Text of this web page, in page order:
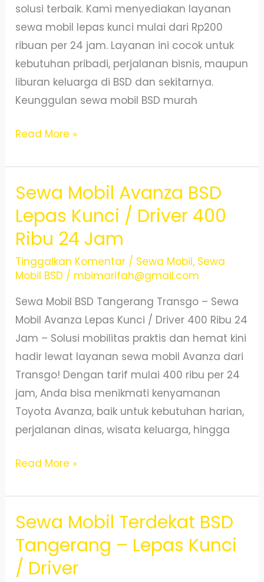
solusi terbaik. Kami menyediakan layanan
sewa mobil lepas kunci mulai dari Rp200
ribuan per 24 jam. Layanan ini cocok untuk
kebutuhan pribadi, perjalanan bisnis, maupun
liburan keluarga di BSD dan sekitarnya.
Keunggulan sewa mobil BSD murah
Sewa
Murah
Lepas
Kunci
di
BSD
Cuma
200
Ribuan
24
Jam
Read More »
Sewa Mobil Avanza BSD
Lepas Kunci / Driver 400
Ribu 24 Jam
Tinggalkan Komentar / Sewa Mobil, Sewa
Mobil BSD / mbimarifah@gmail.com
Sewa Mobil BSD Tangerang Transgo – Sewa
Mobil Avanza Lepas Kunci / Driver 400 Ribu 24
Jam – Solusi mobilitas praktis dan hemat kini
hadir lewat layanan sewa mobil Avanza dari
Transgo! Dengan tarif mulai 400 ribu per 24
jam, Anda bisa menikmati kenyamanan
Toyota Avanza, baik untuk kebutuhan harian,
perjalanan dinas, wisata keluarga, hingga
Sewa
Avanza
BSD
Lepas
Kunci
/
Read More »
Sewa Mobil Terdekat BSD
Tangerang – Lepas Kunci
/ Driver